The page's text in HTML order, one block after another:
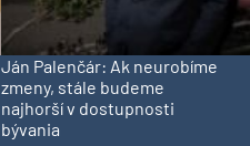
Ján Palenčár: Ak neurobíme
zmeny, stále budeme
najhorší v dostupnosti
bývania